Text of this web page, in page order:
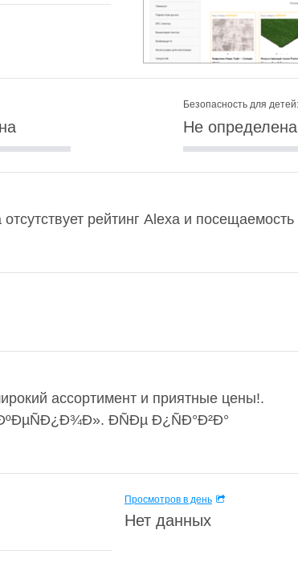
Безопасность для детей:
Не определена
рейтинг Alexa и посещаемость
ассортимент и приятные цены!.
ÐÑÐµ Ð¿ÑÐ°Ð²Ð°
Просмотров в день
Нет данных